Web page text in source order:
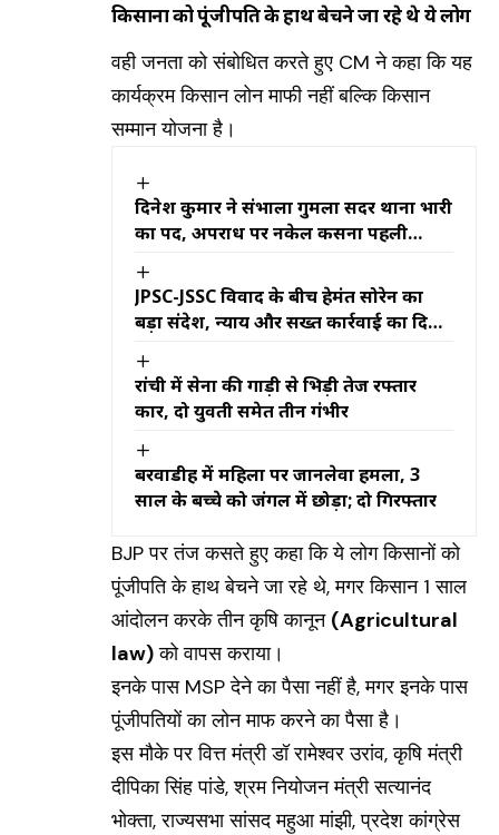
किसानों को पूंजीपति के हाथ बेचने जा रहे थे ये लोग
वही जनता को संबोधित करते हुए CM ने कहा कि यह
कार्यक्रम किसान लोन माफी नहीं बल्कि किसान
सम्मान योजना है।
दिनेश कुमार ने संभाला गुमला सदर थाना प्रभारी
का पद, अपराध पर नकेल कसना पहली
JPSC-JSSC विवाद के बीच हेमंत सोरेन का
बड़ा संदेश, न्याय और सख्त कार्रवाई का दिया
रांची में सेना की गाड़ी से भिड़ी तेज रफ्तार
कार, दो युवती समेत तीन गंभीर
बरवाडीह में महिला पर जानलेवा हमला, 3
साल के बच्चे को जंगल में छोड़ा; दो गिरफ्तार
BJP पर तंज कसते हुए कहा कि ये लोग किसानों को
पूंजीपति के हाथ बेचने जा रहे थे, मगर किसान 1 साल
आंदोलन करके तीन कृषि कानून (Agricultural
law) को वापस कराया।
इनके पास MSP देने का पैसा नहीं है, मगर इनके पास
पूंजीपतियों का लोन माफ करने का पैसा है।
इस मौके पर वित्त मंत्री डॉ रामेश्वर उरांव, कृषि मंत्री
दीपिका सिंह पांडे, श्रम नियोजन मंत्री सत्यानंद
भोक्ता, राज्यसभा सांसद महुआ मांझी, प्रदेश कांग्रेस